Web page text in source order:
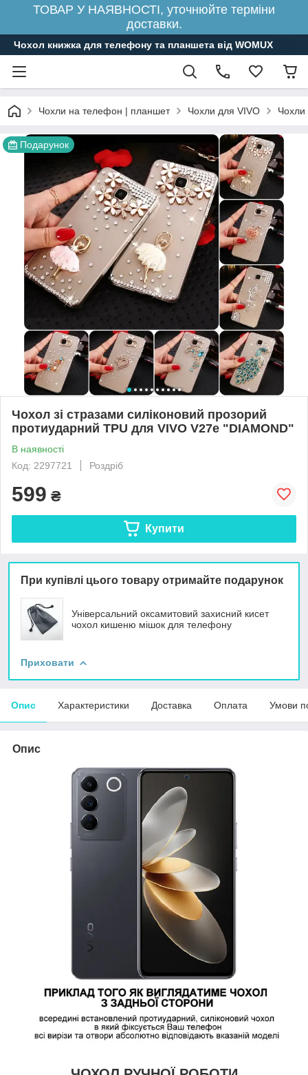
ТОВАР У НАЯВНОСТІ, уточнюйте терміни
доставки.
Чохол книжка для телефону та планшета від WOMUX
Чохли на телефон | планшет Чохли для VIVO Чохли
Подарунок
Чохол зі стразами силіконовий прозорий
протиударний TPU для VIVO V27e "DIAMOND"
В наявності
Код: 2297721
Роздріб
599 ₴
Купити
При купівлі цього товару отримайте подарунок
Універсальний оксамитовий захисний кисет
чохол кишеню мішок для телефону
Приховати
Опис Характеристики Доставка Оплата Умови
Опис